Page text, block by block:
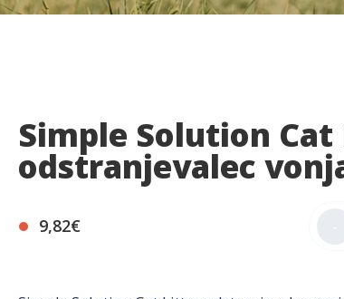
Simple Solution
odstranjevalec
9,82€